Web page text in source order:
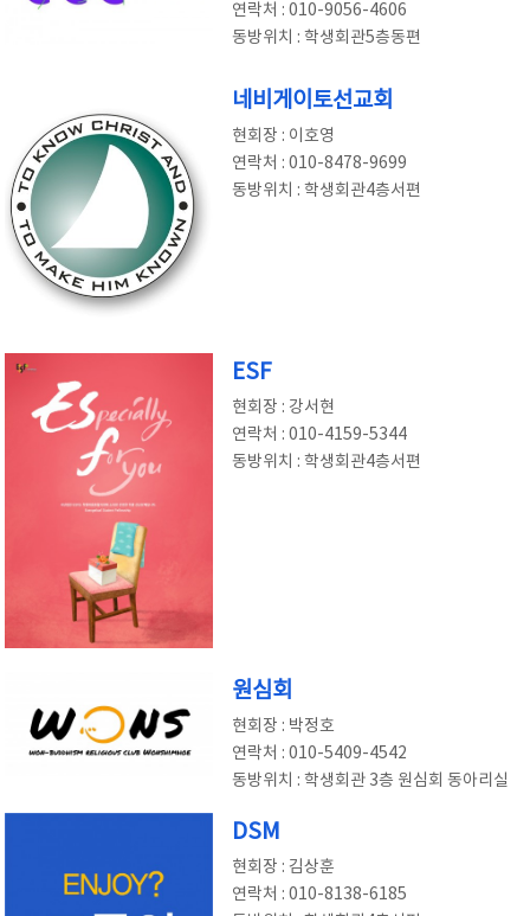
연락처 : 010-9056-4606
동방위치 : 학생회관5층동편
네비게이토선교회
현회장 : 이호영
연락처 : 010-8478-9699
동방위치 : 학생회관4층서편
ESF
현회장 : 강서현
연락처 : 010-4159-5344
동방위치 : 학생회관4층서편
원심회
현회장 : 박정호
연락처 : 010-5409-4542
동방위치 : 학생회관 3층 원심회 동아리실
DSM
현회장 : 김상훈
연락처 : 010-8138-6185